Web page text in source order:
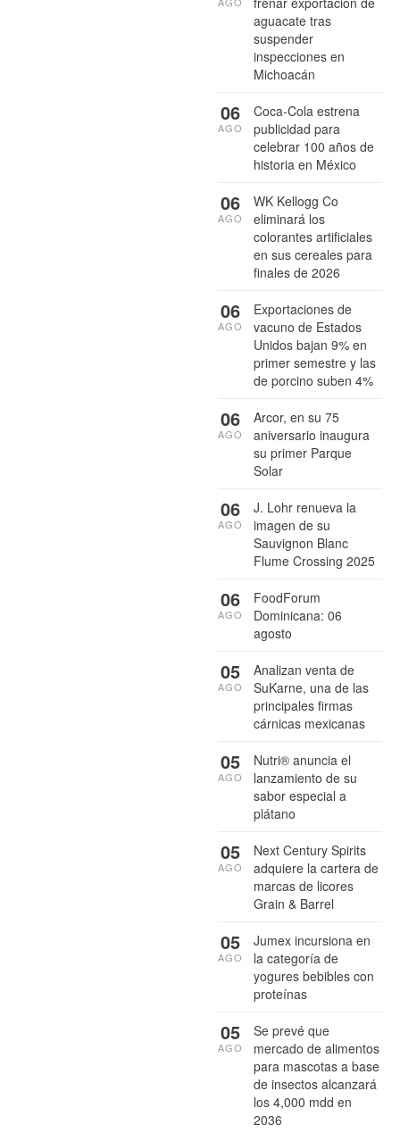
aguacate tras
suspender
inspecciones en
Michoacán
Coca-Cola estrena
publicidad para
celebrar 100 años de
historia en México
06
AGO
WK Kellogg Co
eliminará los
colorantes artificiales
en sus cereales para
finales de 2026
06
AGO
Exportaciones de
vacuno de Estados
Unidos bajan 9% en
primer semestre y las
de porcino suben 4%
06
AGO
Arcor, en su 75
aniversario inaugura
su primer Parque
Solar
06
AGO
J. Lohr renueva la
imagen de su
Sauvignon Blanc
Flume Crossing 2025
06
AGO
FoodForum
Dominicana: 06
agosto
06
AGO
Analizan venta de
SuKarne, una de las
principales firmas
cárnicas mexicanas
05
AGO
Nutri® anuncia el
lanzamiento de su
sabor especial a
plátano
05
AGO
Next Century Spirits
adquiere la cartera de
marcas de licores
Grain & Barrel
05
AGO
Jumex incursiona en
la categoría de
yogures bebibles con
proteínas
05
AGO
Se prevé que
mercado de alimentos
para mascotas a base
de insectos alcanzará
los 4,000 mdd en
2036
05
AGO